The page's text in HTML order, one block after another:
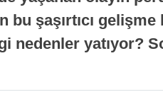
şaşırtıcı
nedenler yatıyor?